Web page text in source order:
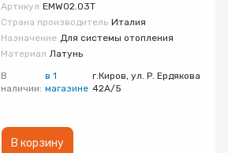
Артикул EMW02.03T
Страна производитель Италия
Назначение Для системы отопления
Материал Латунь
В
наличии:
в 1
магазине
г.Киров, ул. Р. Ердякова
42А/5
В корзину